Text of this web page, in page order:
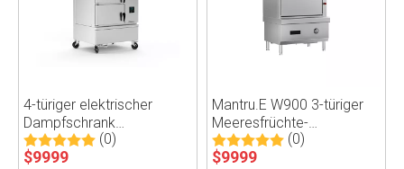
4-türiger elektrischer
Dampfschrank
(elektrisches Backup-
System)
(0)
$9999
Mantru.E W900 3-türiger
Meeresfrüchte-
Dampfschrank
(0)
$9999